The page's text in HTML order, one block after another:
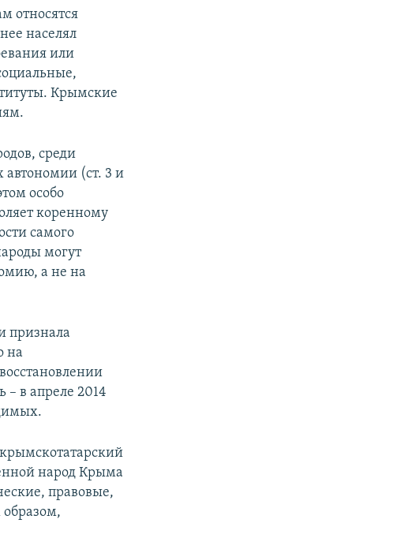
относятся
населял
или
Крымские
среди
автономии (ст. 3 и
особо
коренному
самого
могут
а не на
признала
на
– в апреле 2014
народ Крыма
правовые,